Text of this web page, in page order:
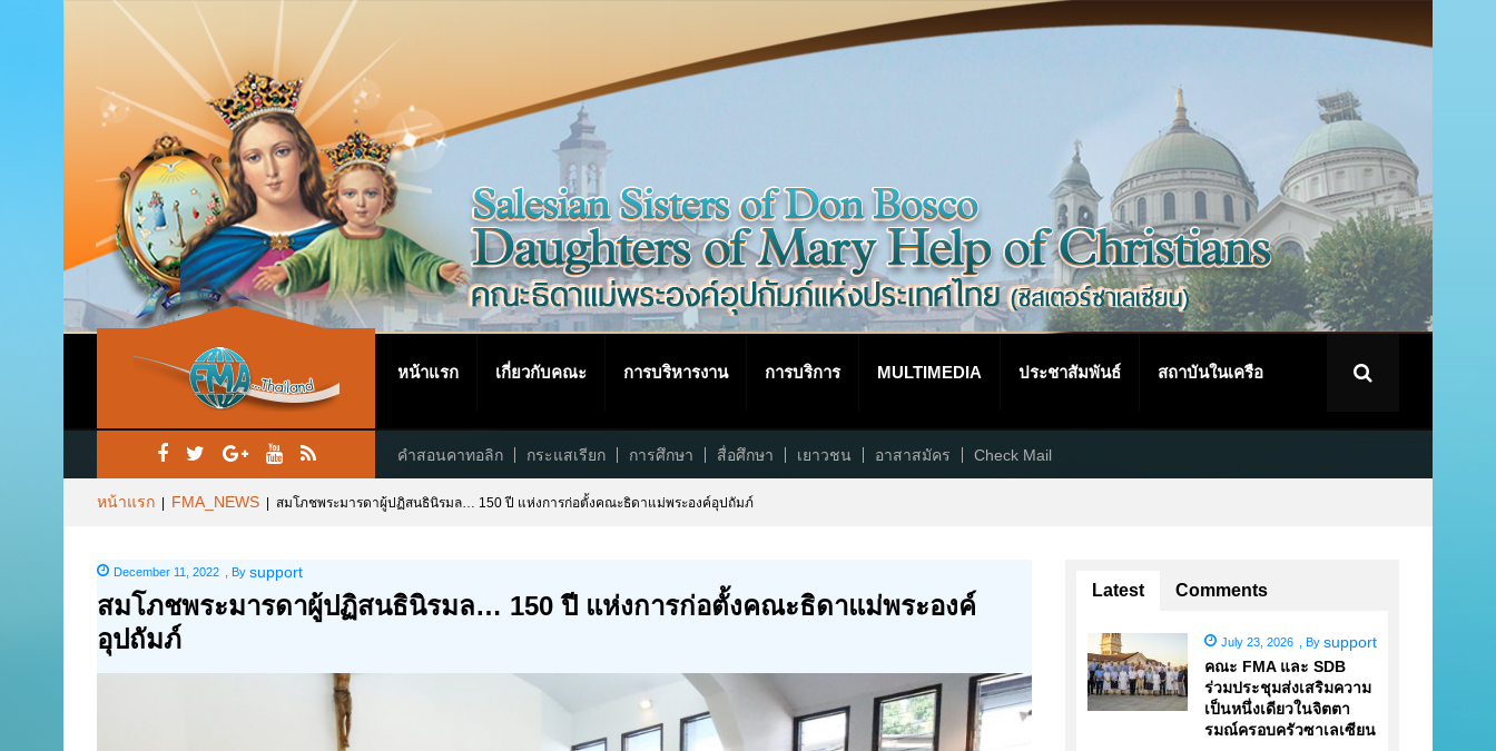
หน้าแรก เกี่ยวกับคณะ การบริหารงาน การบริการ MULTIMEDIA ประชาสัมพันธ์ สถาบันในเครือ
คำสอนคาทอลิก กระแสเรียก การศึกษา สื่อศึกษา เยาวชน อาสาสมัคร Check Mail
หน้าแรก FMA_NEWS สมโภชพระมารดาผู้ปฏิสนธินิรมล… 150 ปี แห่งการก่อตั้งคณะธิดาแม่พระองค์อุปถัมภ์
December 11, 2022 By support
สมโภชพระมารดาผู้ปฏิสนธินิรมล… 150 ปี แห่งการก่อตั้งคณะธิดาแม่พระองค์
อุปถัมภ์
Latest Comments
July 23, 2026 By support
คณะ FMA และ SDB
ร่วมประชุมส่งเสริมความ
เป็นหนึ่งเดียวในจิตตา
รมณ์ครอบครัวซาเลเซียน